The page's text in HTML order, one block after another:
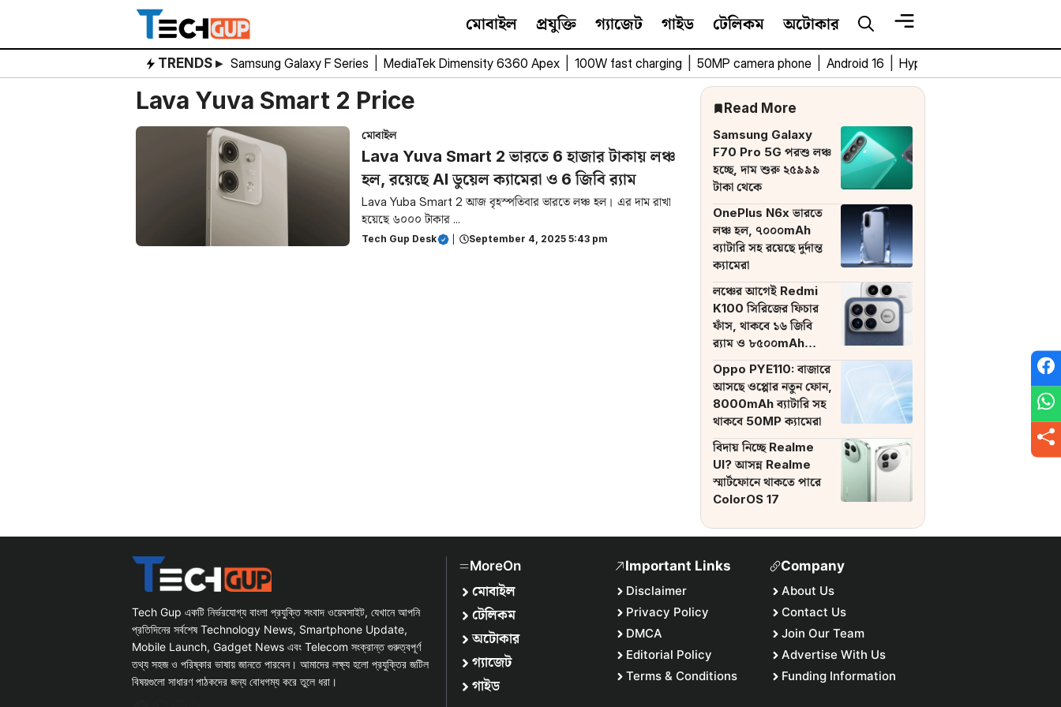
content
মোবাইল প্রযুক্তি গ্যাজেট গাইড টেলিকম অটোকার
TRENDS ▸ Samsung Galaxy F Series MediaTek Dimensity 6360 Apex 100W fast charging 50MP camera phone Android 16 HyperOS 3
Lava Yuva Smart 2 Price
মোবাইল
Lava Yuva Smart 2 ভারতে 6 হাজার টাকায় লঞ্চ
হল, রয়েছে AI ডুয়েল ক্যামেরা ও 6 জিবি র‌্যাম
Lava Yuba Smart 2 আজ বৃহস্পতিবার ভারতে লঞ্চ হল। এর দাম রাখা
হয়েছে ৬০০০ টাকার ...
Tech Gup Desk September 4, 2025 5:43 pm
Read More
Samsung Galaxy
F70 Pro 5G পরশু লঞ্চ
হচ্ছে, দাম শুরু ২৫৯৯৯
টাকা থেকে
OnePlus N6x ভারতে
লঞ্চ হল, ৭০০০mAh
ব্যাটারি সহ রয়েছে দুর্দান্ত
ক্যামেরা
লঞ্চের আগেই Redmi
K100 সিরিজের ফিচার
ফাঁস, থাকবে ১৬ জিবি
র‌্যাম ও ৮৫০০mAh
ব্যাটারি
Oppo PYE110: বাজারে
আসছে ওপ্পোর নতুন ফোন,
8000mAh ব্যাটারি সহ
থাকবে 50MP ক্যামেরা
বিদায় নিচ্ছে Realme
UI? আসন্ন Realme
স্মার্টফোনে থাকতে পারে
ColorOS 17
Tech Gup একটি নির্ভরযোগ্য বাংলা প্রযুক্তি সংবাদ ওয়েবসাইট, যেখানে আপনি
প্রতিদিনের সর্বশেষ Technology News, Smartphone Update,
Mobile Launch, Gadget News এবং Telecom সংক্রান্ত গুরুত্বপূর্ণ
তথ্য সহজ ও পরিষ্কার ভাষায় জানতে পারবেন। আমাদের লক্ষ্য হলো প্রযুক্তির জটিল
বিষয়গুলো সাধারণ পাঠকদের জন্য বোধগম্য করে তুলে ধরা।
MoreOn
মোবাইল
টেলিকম
অটোকার
গ্যাজেট
গাইড
Important Links
Disclaimer
Privacy Policy
DMCA
Editorial Policy
Terms & Conditions
Company
About Us
Contact Us
Join Our Team
Advertise With Us
Funding Information